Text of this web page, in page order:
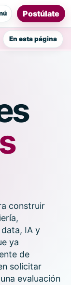
Postúlate
En esta página
construir
IA y
ya
de
solicitar
evaluación